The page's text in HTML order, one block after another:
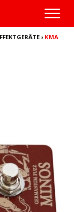
› KMA